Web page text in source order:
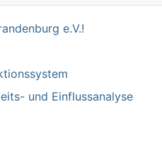
e.V.!
und Einflussanalyse